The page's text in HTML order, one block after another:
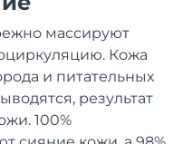
массируют
Кожа
и питательных
результат
100%